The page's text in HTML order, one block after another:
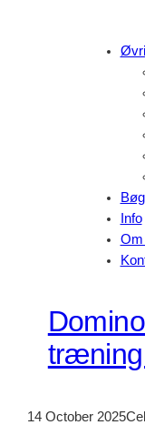
Info
Om
træning
14 October 2025